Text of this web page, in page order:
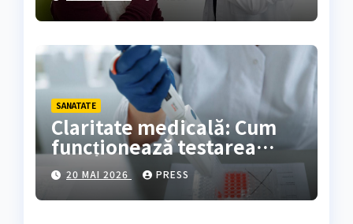
SANATATE
Claritate medicală: Cum
funcționează testarea
genetică și cine are
nevoie de ea?
20 MAI 2026 PRESS